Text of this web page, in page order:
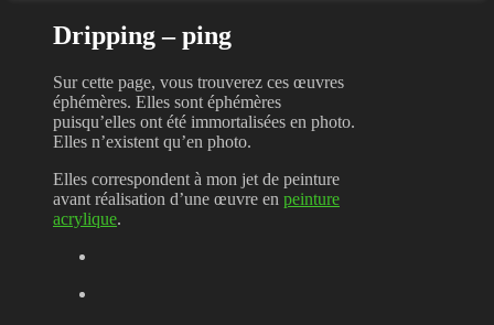
Dripping – ping
Sur cette page, vous trouverez ces œuvres
éphémères. Elles sont éphémères
puisqu’elles ont été immortalisées en photo.
Elles n’existent qu’en photo.
Elles correspondent à mon jet de peinture
avant réalisation d’une œuvre en peinture
acrylique.